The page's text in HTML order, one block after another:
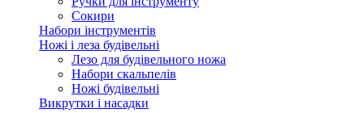
Сокири
Набори інструментів
Ножі і леза будівельні
Лезо для будівельного ножа
Набори скальпелів
Ножі будівельні
Викрутки і насадки